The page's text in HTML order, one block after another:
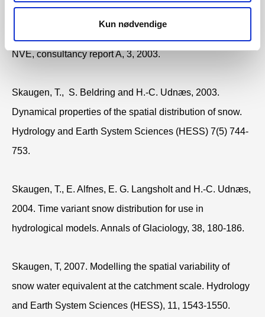
Kun nødvendige
NVE, consultancy report A, 3, 2003.
Skaugen, T., S. Beldring and H.-C. Udnæs, 2003.
Dynamical properties of the spatial distribution of snow.
Hydrology and Earth System Sciences (HESS) 7(5) 744-
753.
Skaugen, T., E. Alfnes, E. G. Langsholt and H.-C. Udnæs,
2004. Time variant snow distribution for use in
hydrological models. Annals of Glaciology, 38, 180-186.
Skaugen, T, 2007. Modelling the spatial variability of
snow water equivalent at the catchment scale. Hydrology
and Earth System Sciences (HESS), 11, 1543-1550.